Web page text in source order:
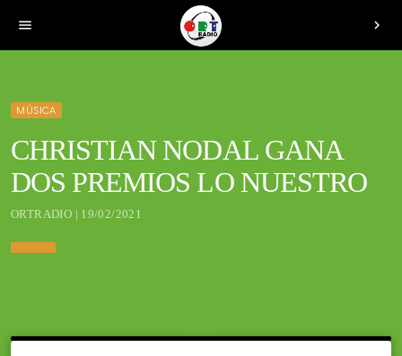
menu chevron_right
MÚSICA
CHRISTIAN NODAL GANA
DOS PREMIOS LO NUESTRO
ORTRADIO | 19/02/2021